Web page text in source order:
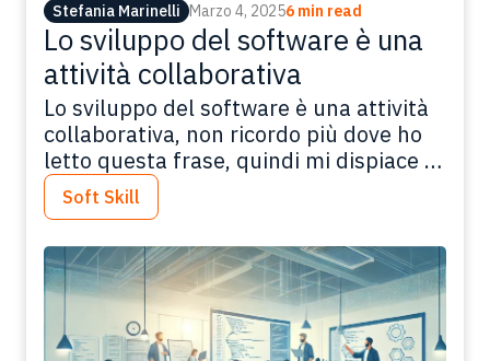
Stefania Marinelli Marzo 4, 20256 min read
Lo sviluppo del software è una
attività collaborativa
Lo sviluppo del software è una attività
collaborativa, non ricordo più dove ho
letto questa frase, quindi mi dispiace di
non saper citare la fonte, e, purtroppo
non e mia. L’ho letta molti anni fa,
quando ancora sviluppavo software e
forse perché ero una autodidatta e
quindi mi approcciavo a mio modo alla
programmazione, mi…Leggi tutto
Soft Skill